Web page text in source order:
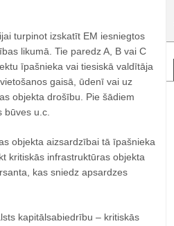
turpinot izskatīt EM iesniegtos
likumā. Tie paredz A, B vai C
īpašnieka vai tiesiskā valdītāja
gaisā, ūdenī vai uz
objekta drošību. Pie šādiem
u.c.
objekta aizsardzībai tā īpašnieka
kritiskās infrastruktūras objekta
kas sniedz apsardzes
kapitālsabiedrību – kritiskās